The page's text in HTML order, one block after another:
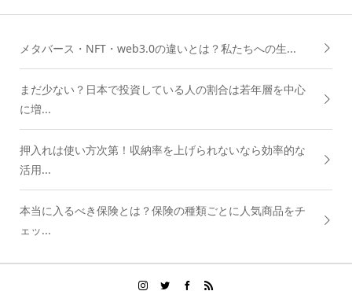
メタバース・NFT・web3.0の違いとは？私たちへの生...
まだ少ない？日本で投資している人の割合は若年層を中心
に増...
押入れは使い方次第！収納率を上げられないなら効率的な
活用...
本当に入るべき保険とは？保険の種類ごとに人気商品をチ
ェッ...